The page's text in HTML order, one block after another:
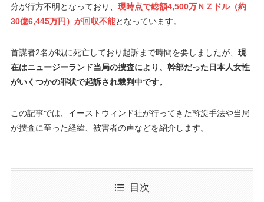
分が行方不明となっており、 現時点で総額4,500万ＮＺドル（約
30億6,445万円）が回収不能となっています。
首謀者2名が既に死亡しており起訴まで時間を要しましたが、 現
在はニュージーランド当局の捜査により、幹部だった日本人女性
がいくつかの罪状で起訴され裁判中です。
この記事では、イーストウィンド社が行ってきた斡旋手法や当局
が捜査に至った経緯、被害者の声などを紹介します。
目次